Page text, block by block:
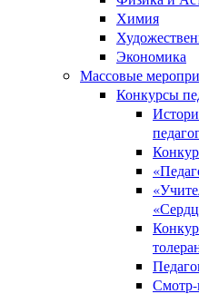
Химия
Экономика
Массовые
Конкурсы
Смотр-